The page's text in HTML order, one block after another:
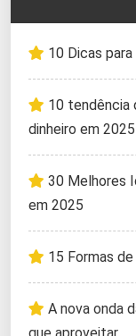
10 Dicas
10 tendência
dinheiro em 2025
30 Melhores
em 2025
15 Formas
A nova onda